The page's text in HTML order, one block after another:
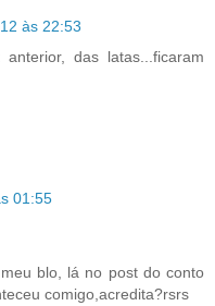
às 22:53
das latas...ficaram
01:55
blo, lá no post do conto
comigo,acredita?rsrs